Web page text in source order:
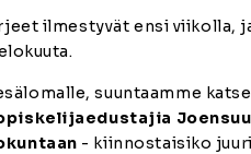
ilmestyvät ensi viikolla,
suuntaamme
- kiinnostaisiko